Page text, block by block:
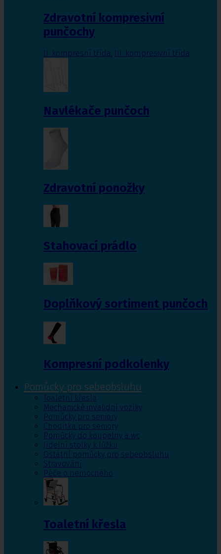
Zdravotní kompresivní
punčochy
II. kompresní třída III. kompresivní třída
Navlékače punčoch
Zdravotní ponožky
Stahovací prádlo
Doplňkový sortiment punčoch
Kompresní podkolenky
Pomůcky pro sebeobsluhu
Toaletní křesla
Mechanické invalidní vozíky
Pomůcky pro seniory
Chodítka pro seniory
Pomůcky do koupelny a wc
Jídelní stolky k lůžku
Ostatní pomůcky pro sebeobsluhu
Stravování
Péče o nemocného
Toaletní křesla